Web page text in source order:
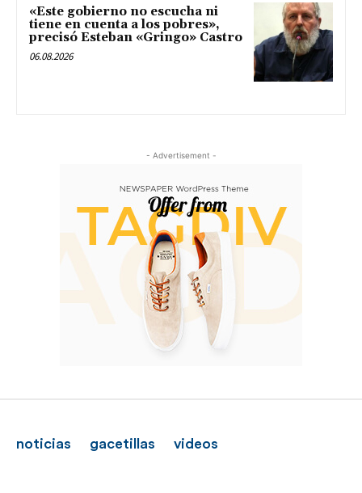
«Este gobierno no escucha ni
tiene en cuenta a los pobres»,
precisó Esteban «Gringo» Castro
06.08.2026
- Advertisement -
noticias gacetillas videos